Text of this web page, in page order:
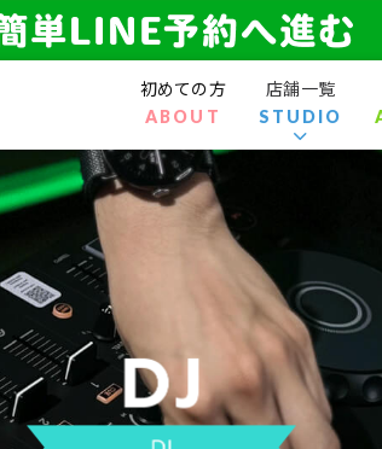
初めての方
ABOUT
店舗一覧
STUDIO